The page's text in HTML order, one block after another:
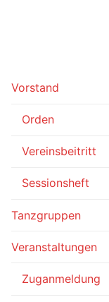
Vorstand
Orden
Vereinsbeitritt
Sessionsheft
Tanzgruppen
Veranstaltungen
Zuganmeldung